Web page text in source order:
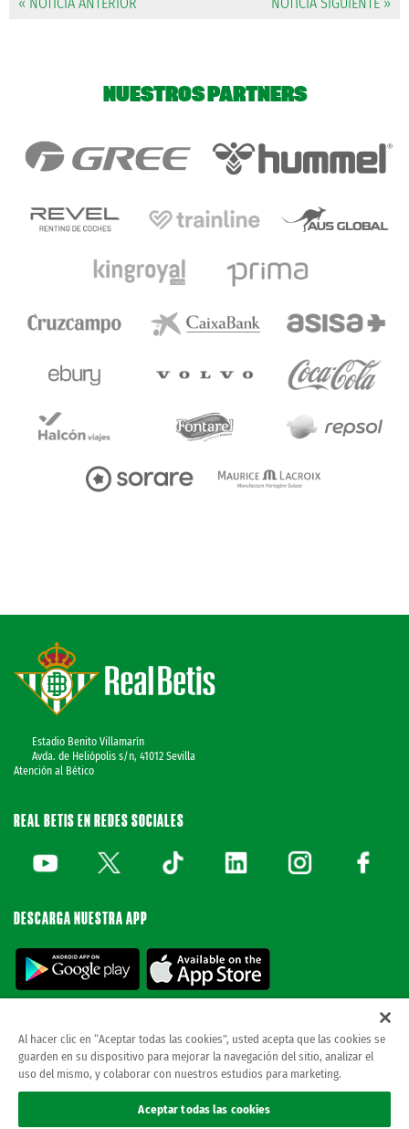
NUESTROS PARTNERS
Estadio Benito Villamarín
Avda. de Heliópolis s/n, 41012 Sevilla
Atención al Bético
REAL BETIS EN REDES SOCIALES
DESCARGA NUESTRA APP
© REAL BETIS BALOMPIE.esta página web es la única oficial del real betis balompie.
todos los derechos reservados.
Al hacer clic en “Aceptar todas las cookies”, usted acepta que las cookies se
guarden en su dispositivo para mejorar la navegación del sitio, analizar el
uso del mismo, y colaborar con nuestros estudios para marketing.
Aceptar todas las cookies